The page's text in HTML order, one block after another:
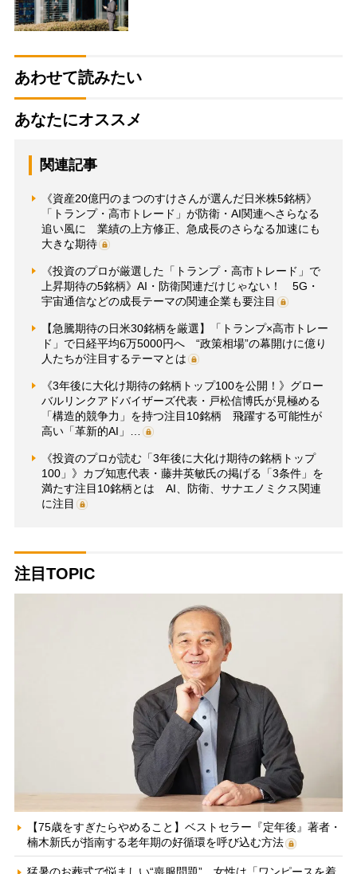
あわせて読みたい
あなたにオススメ
関連記事
《資産20億円のまつのすけさんが選んだ日米株5銘柄》
「トランプ・高市トレード」が防衛・AI関連へさらなる
追い風に 業績の上方修正、急成長のさらなる加速にも
大きな期待
《投資のプロが厳選した「トランプ・高市トレード」で
上昇期待の5銘柄》AI・防衛関連だけじゃない！ 5G・
宇宙通信などの成長テーマの関連企業も要注目
【急騰期待の日米30銘柄を厳選】「トランプ×高市トレー
ド」で日経平均6万5000円へ “政策相場”の幕開けに億り
人たちが注目するテーマとは
《3年後に大化け期待の銘柄トップ100を公開！》グロー
バルリンクアドバイザーズ代表・戸松信博氏が見極める
「構造的競争力」を持つ注目10銘柄 飛躍する可能性が
高い「革新的AI」…
《投資のプロが読む「3年後に大化け期待の銘柄トップ
100」》カブ知恵代表・藤井英敏氏の掲げる「3条件」を
満たす注目10銘柄とは AI、防衛、サナエノミクス関連
に注目
注目TOPIC
【75歳をすぎたらやめること】ベストセラー『定年後』著者・
楠木新氏が指南する老年期の好循環を呼び込む方法